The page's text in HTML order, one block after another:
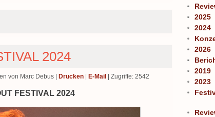
2024
von Marc Debus Drucken E-Mail | Zugriffe: 2542
FESTIVAL 2024
2025
2024
2026
2019
2023